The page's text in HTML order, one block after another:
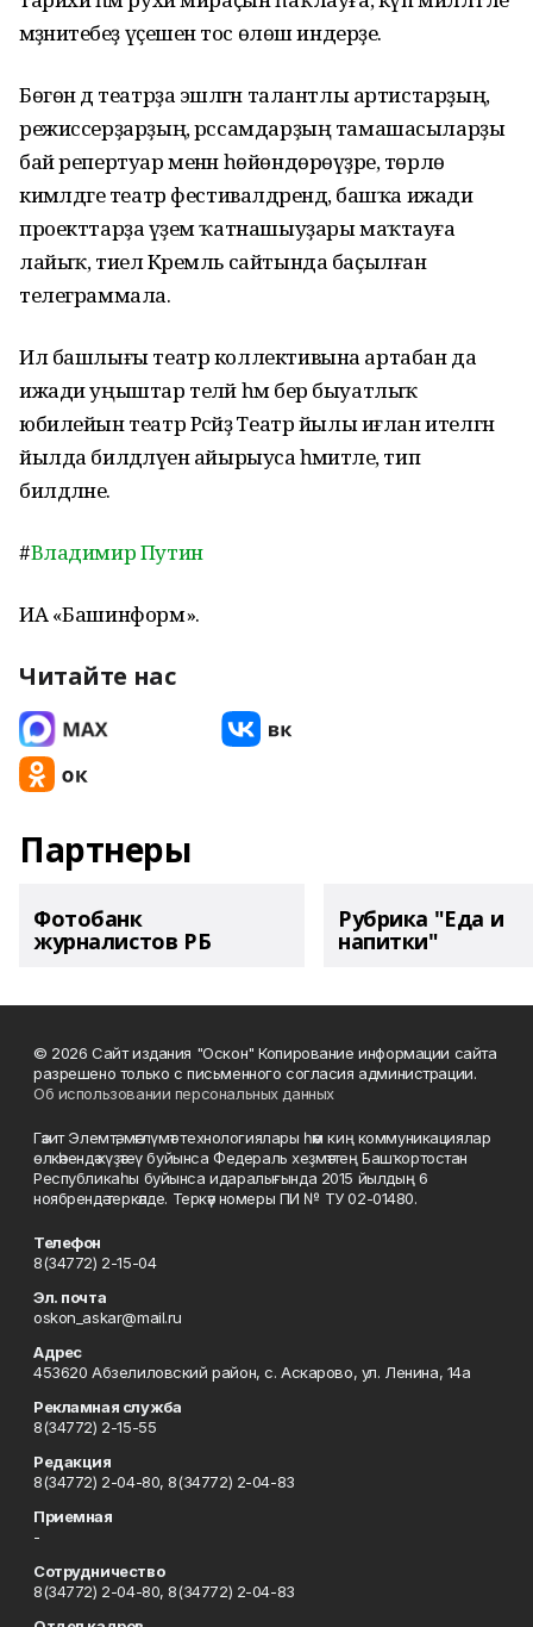
мәҙәниәтебеҙ үҫешенә тос өлөш индерҙе.
Бөгөн дә театрҙа эшләгән талантлы артистарҙың,
режиссерҙарҙың, рәссамдарҙың тамашасыларҙы
бай репертуар менән һөйөндөрөүҙәре, төрлө
кимәлдәге театр фестивалдәрендә, башҡа ижади
проекттарҙа әүҙем ҡатнашыуҙары маҡтауға
лайыҡ, тиелә Кремль сайтында баҫылған
телеграммала.
Ил башлығы театр коллективына артабан да
ижади уңыштар теләй һәм бер быуатлыҡ
юбилейын театр Рәсәйҙә Театр йылы иғлан ителгән
йылда билдәләүен айырыуса әһәмиәтле, тип
билдәләне.
#Владимир Путин
ИА «Башинформ».
Читайте нас
Партнеры
Фотобанк
журналистов РБ
Рубрика "Еда и
напитки"
© 2026 Сайт издания "Оскон" Копирование информации сайта
разрешено только с письменного согласия администрации.
Об использовании персональных данных
Гәзит Элемтә, мәғлүмәт технологиялары һәм киң коммуникациялар
өлкәһендә күҙәтеү буйынса Федераль хеҙмәттең Башҡортостан
Республикаһы буйынса идаралығында 2015 йылдың 6
ноябрендә теркәлде. Теркәү номеры ПИ № ТУ 02-01480.
Телефон
8(34772) 2-15-04
Эл. почта
oskon_askar@mail.ru
Адрес
453620 Абзелиловский район, с. Аскарово, ул. Ленина, 14а
Рекламная служба
8(34772) 2-15-55
Редакция
8(34772) 2-04-80, 8(34772) 2-04-83
Приемная
-
Сотрудничество
8(34772) 2-04-80, 8(34772) 2-04-83